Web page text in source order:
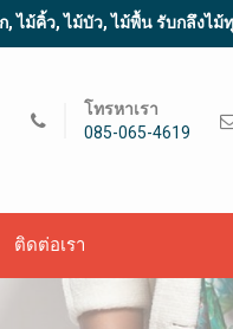
, ไม้คิ้ว, ไม้บัว, ไม้พื้น รับกลึง
โทรหาเรา
085-065-4619
ติดต่อเรา